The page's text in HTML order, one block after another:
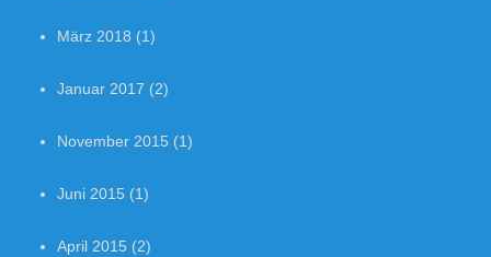
März 2018 (1)
Januar 2017 (2)
November 2015 (1)
Juni 2015 (1)
April 2015 (2)